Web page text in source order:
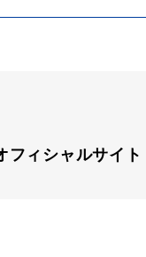
フィシャルサイト